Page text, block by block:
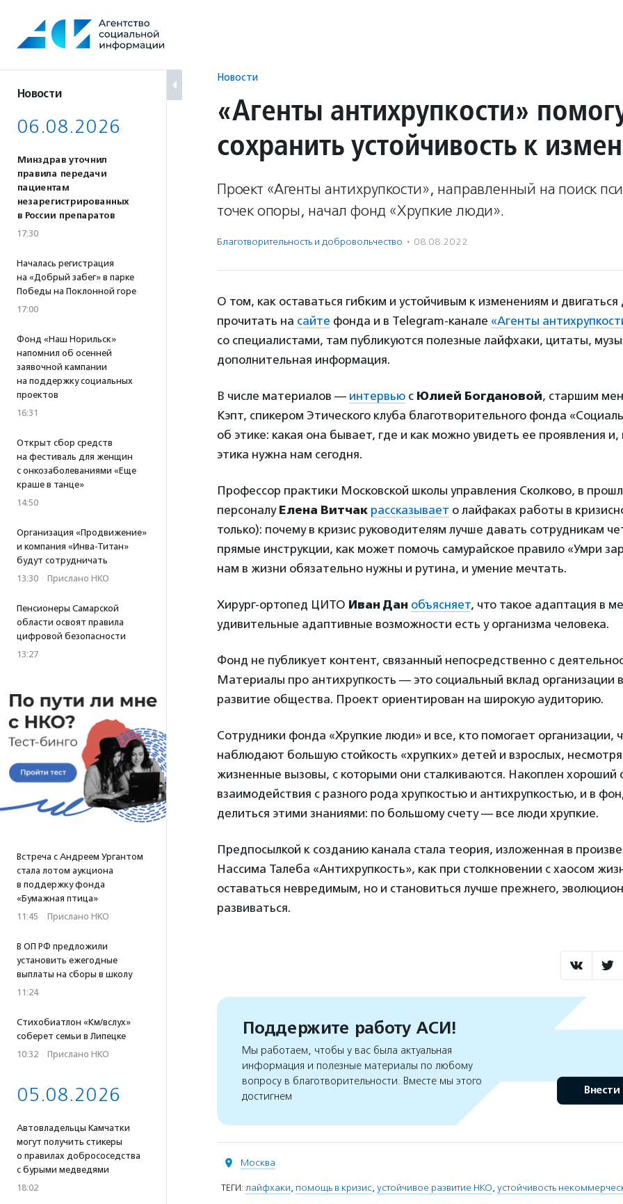
содержанию
Новости
06.08.2026
Минздрав уточнил
правила передачи
пациентам
незарегистрированных
в России препаратов
17:30
Началась регистрация
на «Добрый забег» в парке
Победы на Поклонной горе
17:00
Фонд «Наш Норильск»
напомнил об осенней
заявочной кампании
на поддержку социальных
проектов
16:31
Открыт сбор средств
на фестиваль для женщин
с онкозаболеваниями «Еще
краше в танце»
14:50
Организация «Продвижение»
и компания «Инва-Титан»
будут сотрудничать
13:30 · Прислано НКО
Пенсионеры Самарской
области освоят правила
цифровой безопасности
13:27
Встреча с Андреем Ургантом
стала лотом аукциона
в поддержку фонда
«Бумажная птица»
11:45 · Прислано НКО
В ОП РФ предложили
установить ежегодные
выплаты на сборы в школу
11:24
Стихобиатлон «Км/вслух»
соберет семьи в Липецке
10:32 · Прислано НКО
05.08.2026
Автовладельцы Камчатки
могут получить стикеры
о правилах добрососедства
с бурыми медведями
18:02
Новости
«Агенты антихрупкости»
сохранить устойчивость к
Проект «Агенты антихрупкости», направленный на поиск
точек опоры, начал фонд «Хрупкие люди».
Благотвори­тель­ность и доброволь­чест­во · 08.08.2022
О том, как оставаться гибким и устойчивым к изменениям и
прочитать на сайте фонда и в Telegram-канале «Агенты
со специалистами, там публикуются полезные лайфхаки, цитаты,
дополнительная информация.
В числе материалов — интервью с Юлией Богдановой, старшим
Кэпт, спикером Этического клуба благотворительного фонда
об этике: какая она бывает, где и как можно увидеть ее проявления и,
этика нужна нам сегодня.
Профессор практики Московской школы управления Сколково, в
персоналу Елена Витчак рассказывает о лайфаках работы в
только): почему в кризис руководителям лучше давать сотрудникам
прямые инструкции, как может помочь самурайское правило «Умри
нам в жизни обязательно нужны и рутина, и умение мечтать.
Хирург-ортопед ЦИТО Иван Дан объясняет, что такое адаптация в
удивительные адаптивные возможности есть у организма человека.
Фонд не публикует контент, связанный непосредственно с
Материалы про антихрупкость — это социальный вклад организации
развитие общества. Проект ориентирован на широкую аудиторию.
Сотрудники фонда «Хрупкие люди» и все, кто помогает организации,
наблюдают большую стойкость «хрупких» детей и взрослых,
жизненные вызовы, с которыми они сталкиваются. Накоплен хороший
взаимодействия с разного рода хрупкостью и антихрупкостью, и в
делиться этими знаниями: по большому счету — все люди хрупкие.
Предпосылкой к созданию канала стала теория, изложенная в
Нассима Талеба «Антихрупкость», как при столкновении с хаосом
оставаться невредимым, но и становиться лучше прежнего,
развиваться.
Поддержите работу АСИ!
Мы работаем, чтобы у вас была актуальная
информация и полезные материалы по любому
вопросу в благотворительности. Вместе мы этого
достигнем
Внести
Москва
ТЕГИ: лайфхаки, помощь в кризис, устойчивое развитие НКО, устойчивость